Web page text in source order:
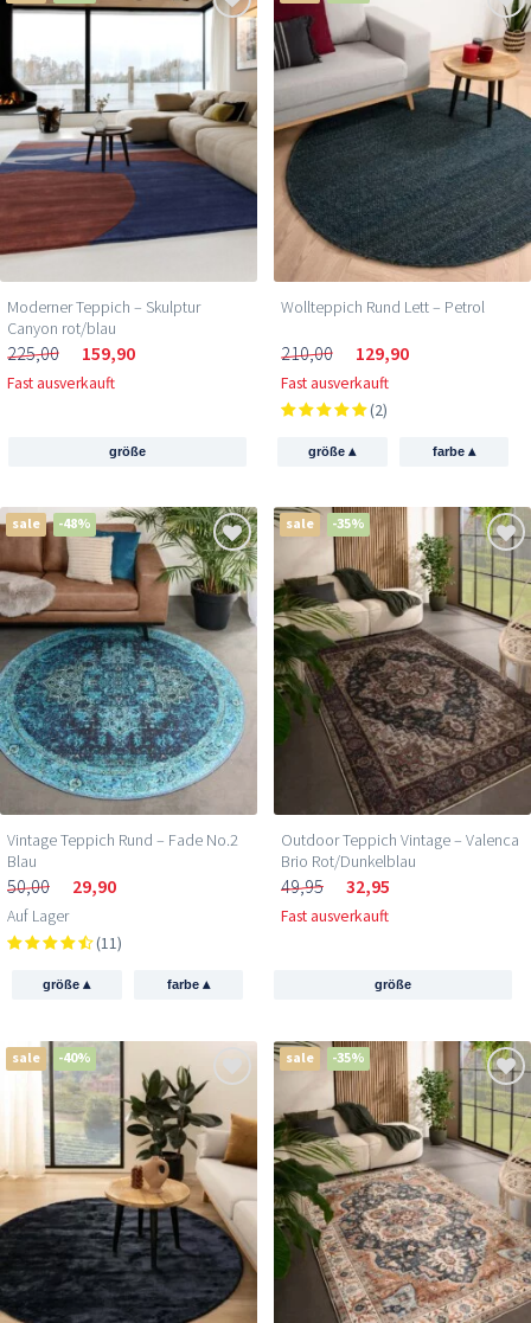
Moderner Teppich – Skulptur
Canyon rot/blau
225,00 159,90
Fast ausverkauft
größe
Wollteppich Rund Lett – Petrol
210,00 129,90
Fast ausverkauft
(2)
größe▴ farbe ▴
sale -48%
Vintage Teppich Rund – Fade No.2
Blau
50,00 29,90
Auf Lager
(11)
größe▴ farbe ▴
sale -35%
Outdoor Teppich Vintage – Valenca
Brio Rot/Dunkelblau
49,95 32,95
Fast ausverkauft
größe
sale -40% sale -35%